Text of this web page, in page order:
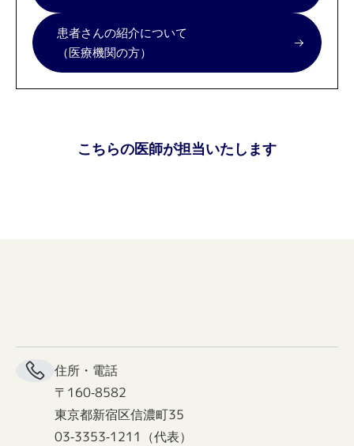
患者さんの紹介について
（医療機関の方）
こちらの医師が担当いたします
住所・電話
〒160-8582
東京都新宿区信濃町35
03-3353-1211（代表）